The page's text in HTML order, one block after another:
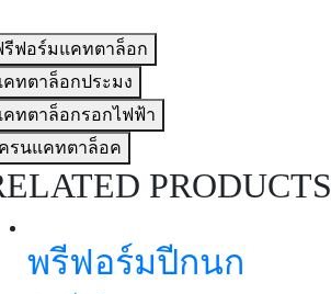
รีฟอร์มแคทตาล็อก
คทตาล็อกประมง
คทตาล็อกรอกไฟฟ้า
ครนแคทตาล็อค
PRODUCTS
พรีฟอร์มปีกนก